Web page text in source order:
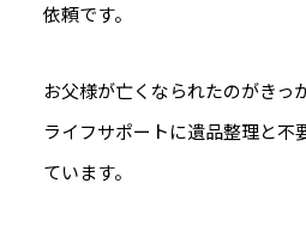
依頼です。
お父様が亡くなられたのがきっ
ライフサポートに遺品整理と不
ています。